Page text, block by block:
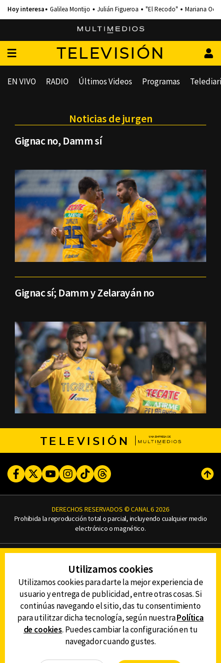
Galilea Montijo Julián Figueroa "El Recodo" Mariana
TELEVISIÓN
EN VIVO RADIO Últimos Videos Programas
Noticias de jurgen
Gignac no, Damm sí
Gignac sí; Damm y Zelarayán no
TELEVISIÓN
FacebookTwitterYoutubeInstagram
TikTokThreads
DERECHOS RESERVADOS © CANAL 6 2026
Prohibida la reproducción total o parcial, incluyendo cualquier medio
electrónico o magnético.
AVISO DE PRIVACIDAD
DEFENSORÍA DE LAS AUDIENCIAS
DESCARGA LA APP DE CANAL 6
Utilizamos cookies
Utilizamos cookies para darte la mejor experiencia de
usuario y entrega de publicidad, entre otras cosas. Si
continúas navegando el sitio, das tu consentimiento
para utilitzar dicha tecnología, según nuestraPolítica
de cookies. Puedes cambiar la configuración en tu
navegador cuando gustes.